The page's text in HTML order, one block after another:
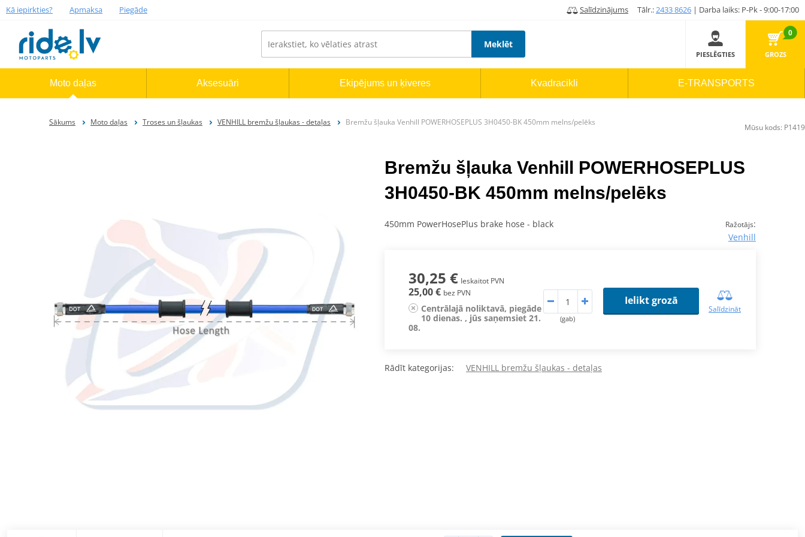
Kā iepirkties? Apmaksa Piegāde Salīdzinājums Tālr.:2433 8626 | Darba laiks: P-Pk - 9:00-17:00
Meklēt
PIESLĒGTIES
0
GROZS
Moto daļas Aksesuāri Ekipējums un ķiveres Kvadracikli E-TRANSPORTS
Sākums Moto daļas Troses un šļaukas VENHILL bremžu šļaukas - detaļas Bremžu šļauka Venhill POWERHOSEPLUS 3H0450-BK 450mm melns/pelēks
Bremžu šļauka Venhill POWERHOSEPLUS
3H0450-BK 450mm melns/pelēks
Ražotājs:
Venhill
450mm PowerHosePlus brake hose - black
30,25 € Ieskaitot PVN
25,00 € bez PVN
Centrālajā noliktavā, piegāde
10 dienas. , jūs saņemsiet 21.
08.
(gab)
Ielikt grozā
Salīdzināt
Rādīt kategorijas: VENHILL bremžu šļaukas - detaļas
Mūsu kods: P1419